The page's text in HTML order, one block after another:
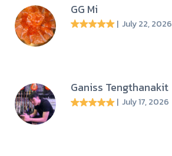
GG Mi
| July 22, 2026
Ganiss Tengthanakit
| July 17, 2026